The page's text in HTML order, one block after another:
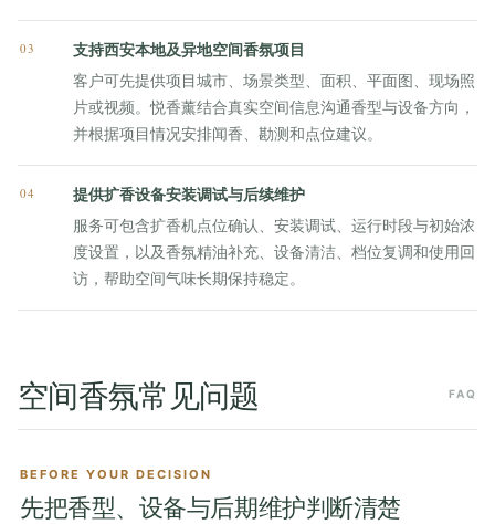
03
支持西安本地及异地空间香氛项目
客户可先提供项目城市、场景类型、面积、平面图、现场照
片或视频。悦香薰结合真实空间信息沟通香型与设备方向，
并根据项目情况安排闻香、勘测和点位建议。
04
提供扩香设备安装调试与后续维护
服务可包含扩香机点位确认、安装调试、运行时段与初始浓
度设置，以及香氛精油补充、设备清洁、档位复调和使用回
访，帮助空间气味长期保持稳定。
空间香氛常见问题 FAQ
BEFORE YOUR DECISION
先把香型、设备与后期维护判断清楚